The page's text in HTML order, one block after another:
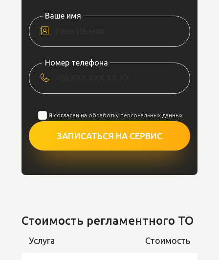
Ваше имя
Номер телефона
Я согласен на обработку персональных данных
ЗАПИСАТЬСЯ НА СЕРВИС
Стоимость регламентного ТО
Услуга Стоимость